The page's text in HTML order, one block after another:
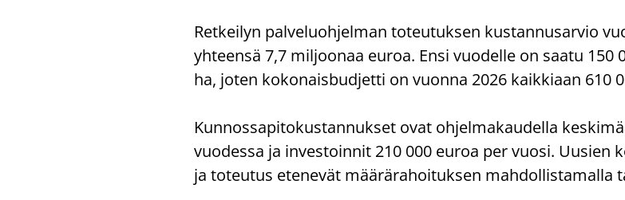
Ret­kei­lyn pal­ve­luoh­jel­man to­teu­tuk­sen kus­tan­nusar­vio
yh­teen­sä 7,7 mil­joo­naa euroa. Ensi vuo­del­le on saatu
ha, joten ko­ko­nais­bud­jet­ti on vuon­na 2026 kaik­ki­aan 610
Kun­nos­sa­pi­to­kus­tan­nuk­set ovat oh­jel­ma­kau­del­la
vuo­des­sa ja in­ves­toin­nit 210 000 euroa per vuosi. Uusien
ja to­teu­tus ete­ne­vät mää­rä­ra­hoi­tuk­sen mah­dol­lis­ta­mal­la